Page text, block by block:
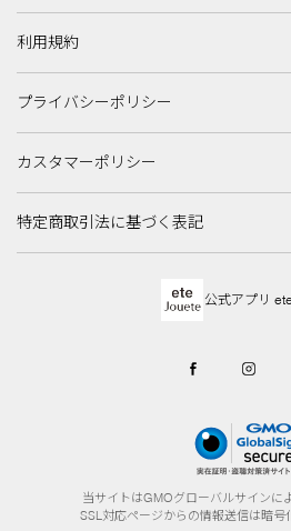
利用規約
プライバシーポリシー
カスタマーポリシー
特定商取引法に基づく表記
公式アプリ
当サイトはGMOグローバルサインに
SSL対応ページからの情報送信は暗号